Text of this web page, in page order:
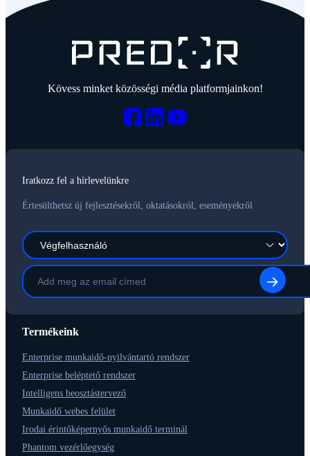
Kövess minket közösségi média platformjainkon!
Termékeink
Enterprise munkaidő-nyilvántartó rendszer
Enterprise beléptető rendszer
Intelligens beosztástervező
Munkaidő webes felület
Irodai érintőképernyős munkaidő terminál
Phantom vezérlőegység
Iratkozz fel a hírlevelünkre
Értesülthetsz új fejlesztésekről, oktatásokról, eseményekről